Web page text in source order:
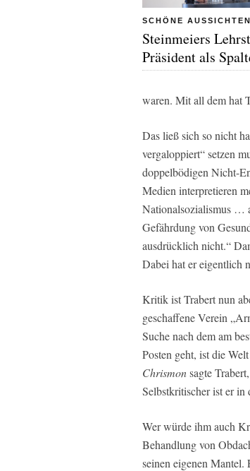
SCHÖNE AUSSICHTEN
Steinmeiers
Präsident als
waren. Mit all dem hat
Das ließ sich so nicht
vergaloppiert“ setzen
doppelbödigen Nicht-
Medien interpretieren
Nationalsozialismus …
Gefährdung von
ausdrücklich nicht.“
Dabei hat er eigentlich
Kritik ist Trabert nun
geschaffene Verein
Suche nach dem am
Posten geht, ist die
Chrismonsagte
Selbstkritischer ist er in
Wer würde ihm auch
Behandlung von
seinen eigenen